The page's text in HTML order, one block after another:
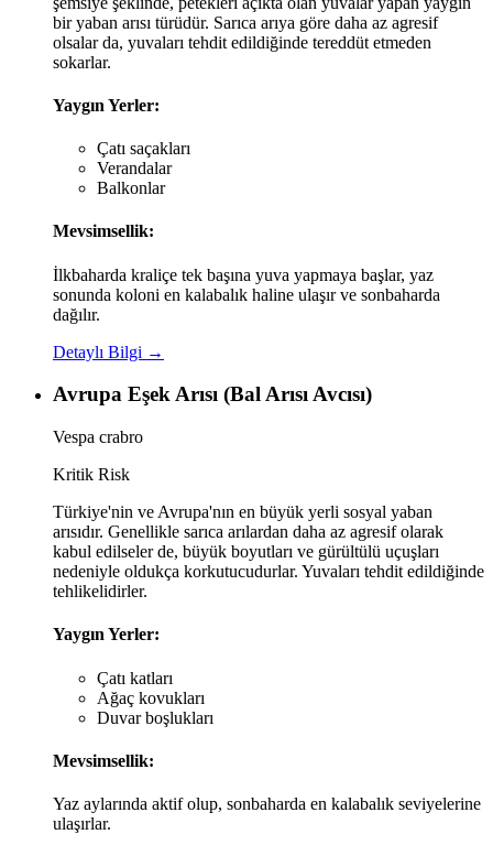
bir yaban arısı türüdür. Sarıca arıya göre daha az agresif
olsalar da, yuvaları tehdit edildiğinde tereddüt etmeden
sokarlar.
Yaygın Yerler:
Çatı saçakları
Verandalar
Balkonlar
Mevsimsellik:
İlkbaharda kraliçe tek başına yuva yapmaya başlar, yaz
sonunda koloni en kalabalık haline ulaşır ve sonbaharda
dağılır.
Detaylı Bilgi →
Avrupa Eşek Arısı (Bal Arısı Avcısı)
Vespa crabro
Kritik Risk
Türkiye'nin ve Avrupa'nın en büyük yerli sosyal yaban
arısıdır. Genellikle sarıca arılardan daha az agresif olarak
kabul edilseler de, büyük boyutları ve gürültülü uçuşları
nedeniyle oldukça korkutucudurlar. Yuvaları tehdit edildiğinde
tehlikelidirler.
Yaygın Yerler:
Çatı katları
Ağaç kovukları
Duvar boşlukları
Mevsimsellik:
Yaz aylarında aktif olup, sonbaharda en kalabalık seviyelerine
ulaşırlar.